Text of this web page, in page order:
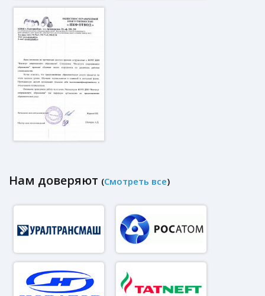
Нам доверяют (Смотреть все)